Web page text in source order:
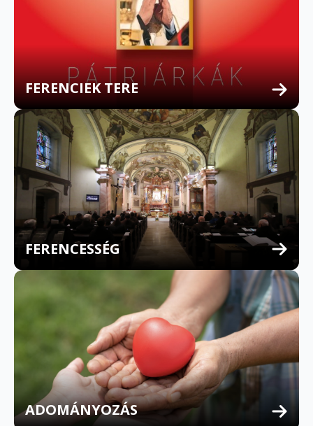
FERENCIEK TERE
FERENCESSÉG
MULTILINGUAL CONFESSION
ADOMÁNYOZÁS